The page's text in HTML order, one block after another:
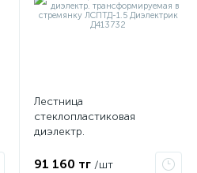
Лестница
стеклопластиковая
диэлектр.
стремянку ЛСПТД-1.5
91 160 тг /шт